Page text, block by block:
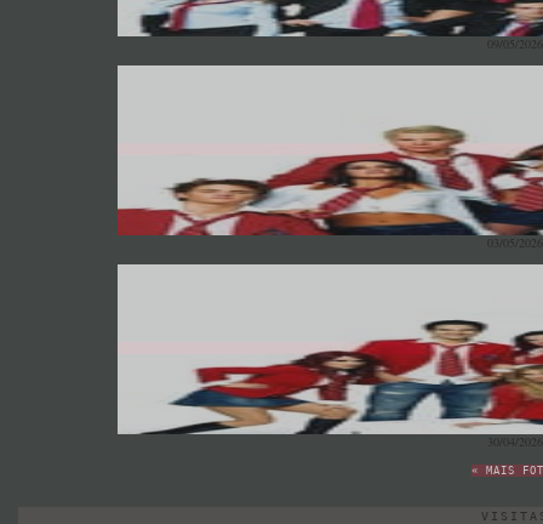
09/05/2026
03/05/2026
30/04/2026
« MAIS